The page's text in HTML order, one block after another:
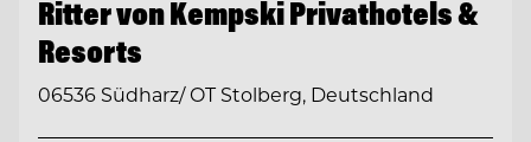
Ritter von Kempski Privathotels &
Resorts
06536 Südharz/ OT Stolberg, Deutschland